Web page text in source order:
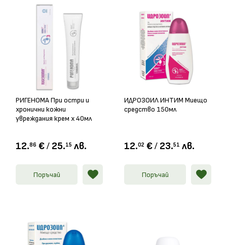
РИГЕНОМА При остри и
хронични кожни
увреждания крем х 40мл
12.86 €/ 25.15 лв.
Поръчай
ИДРОЗОИЛ ИНТИМ Миещо
средство 150мл
12.02 €/ 23.51 лв.
Поръчай